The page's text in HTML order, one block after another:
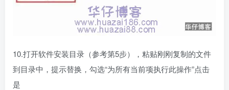
10.打开软件安装目录（参考第5步），粘贴刚刚复制的文件
到目录中，提示替换，勾选“为所有当前项执行此操作”点击
是